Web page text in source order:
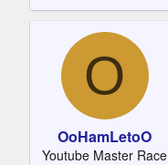
O
OoHamLetoO
Youtube Master Race